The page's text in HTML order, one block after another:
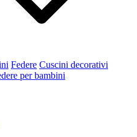
Federe Cuscini decorativi
per bambini